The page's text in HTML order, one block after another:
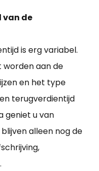
de
is erg variabel.
worden aan de
en het type
terugverdientijd
geniet u van
alleen nog de